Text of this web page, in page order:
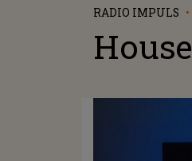
RADIO IMPULS